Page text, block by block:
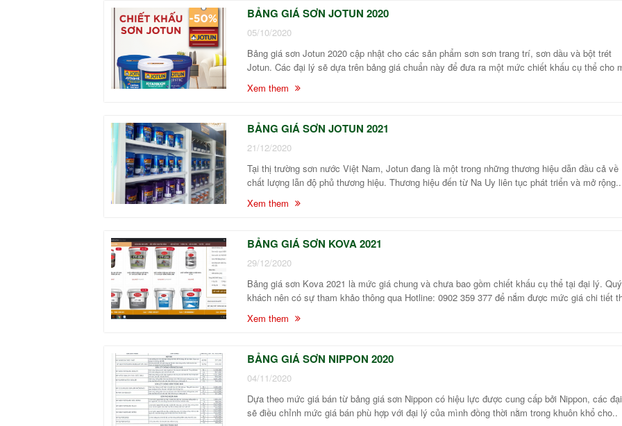
BẢNG GIÁ SƠN JOTUN 2020
05/10/2020
Bảng giá sơn Jotun 2020 cập nhật cho các sản phẩm sơn sơn trang trí, sơn dầu và bột trét
Jotun. Các đại lý sẽ dựa trên bảng giá chuẩn này để đưa ra một mức chiết khấu cụ thể cho
Xem them
BẢNG GIÁ SƠN JOTUN 2021
21/12/2020
Tại thị trường sơn nước Việt Nam, Jotun đang là một trong những thương hiệu dẫn đầu cả về
chất lượng lẫn độ phủ thương hiệu. Thương hiệu đến từ Na Uy liên tục phát triển và mở rộng..
Xem them
BẢNG GIÁ SƠN KOVA 2021
29/12/2020
Bảng giá sơn Kova 2021 là mức giá chung và chưa bao gồm chiết khấu cụ thể tại đại lý. Quý
khách nên có sự tham khảo thông qua Hotline: 0902 359 377 để nắm được mức giá chi tiết
Xem them
BẢNG GIÁ SƠN NIPPON 2020
04/11/2020
Dựa theo mức giá bán từ bảng giá sơn Nippon có hiệu lực được cung cấp bởi Nippon, các
sẽ điều chỉnh mức giá bán phù hợp với đại lý của mình đồng thời nằm trong khuôn khổ cho..